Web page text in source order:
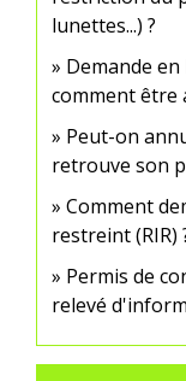
lunettes...) ?
Demande
comment être
Peut-on
retrouve son
Comment
restreint (RIR)
Permis de
relevé